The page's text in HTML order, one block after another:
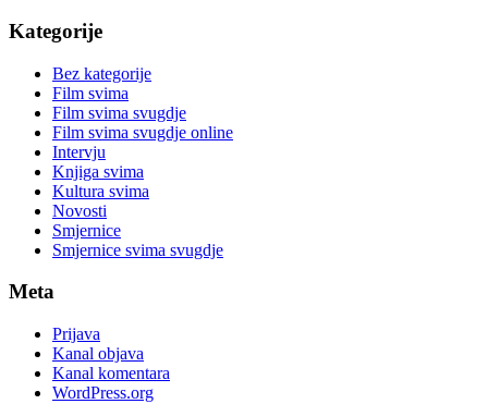
Kategorije
Bez kategorije
Film svima
Film svima svugdje
Film svima svugdje online
Intervju
Knjiga svima
Kultura svima
Novosti
Smjernice
Smjernice svima svugdje
Meta
Prijava
Kanal objava
Kanal komentara
WordPress.org